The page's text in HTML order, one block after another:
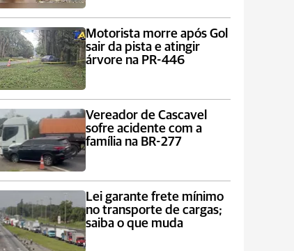
Motorista morre após Gol
sair da pista e atingir
árvore na PR-446
Vereador de Cascavel
sofre acidente com a
família na BR-277
Lei garante frete mínimo
no transporte de cargas;
saiba o que muda